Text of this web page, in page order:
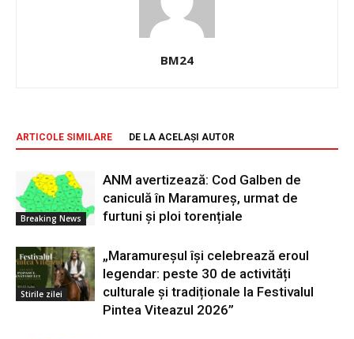
BM24
ARTICOLE SIMILARE DE LA ACELAȘI AUTOR
Breaking News
ANM avertizează: Cod Galben de
caniculă în Maramureș, urmat de
furtuni și ploi torențiale
Stirile zilei
„Maramureșul își celebrează eroul
legendar: peste 30 de activități
culturale și tradiționale la Festivalul
Pintea Viteazul 2026”